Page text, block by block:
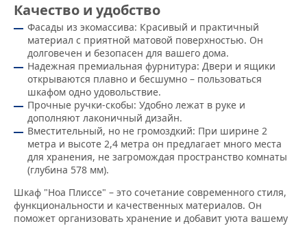
Качество и удобство
Фасады из экомассива: Красивый и практичный
материал с приятной матовой поверхностью. Он
долговечен и безопасен для вашего дома.
Надежная премиальная фурнитура: Двери и ящики
открываются плавно и бесшумно – пользоваться
шкафом одно удовольствие.
Прочные ручки-скобы: Удобно лежат в руке и
дополняют лаконичный дизайн.
Вместительный, но не громоздкий: При ширине 2
метра и высоте 2,4 метра он предлагает много места
для хранения, не загромождая пространство комнаты
(глубина 578 мм).
Шкаф "Ноа Плиссе" – это сочетание современного стиля,
функциональности и качественных материалов. Он
поможет организовать хранение и добавит уюта вашему